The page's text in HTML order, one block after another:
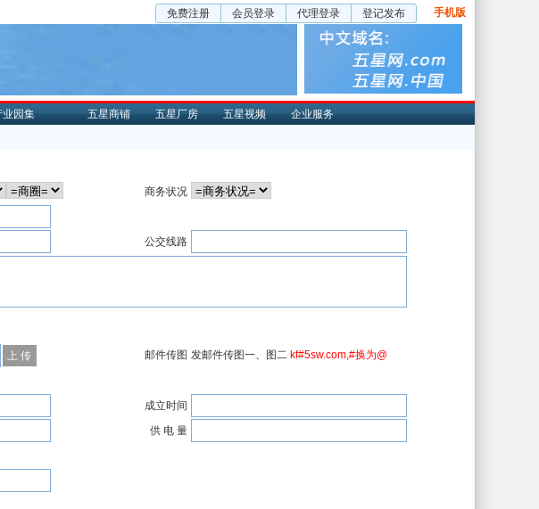
免费注册 会员登录 代理登录 登记发布 手机版
业园集 五星商铺 五星厂房 五星视频
企业服务
商务状况
公交线路
邮件传图 发邮件传图一、图二 kf#5sw.com,#换为@
成立时间
供 电 量